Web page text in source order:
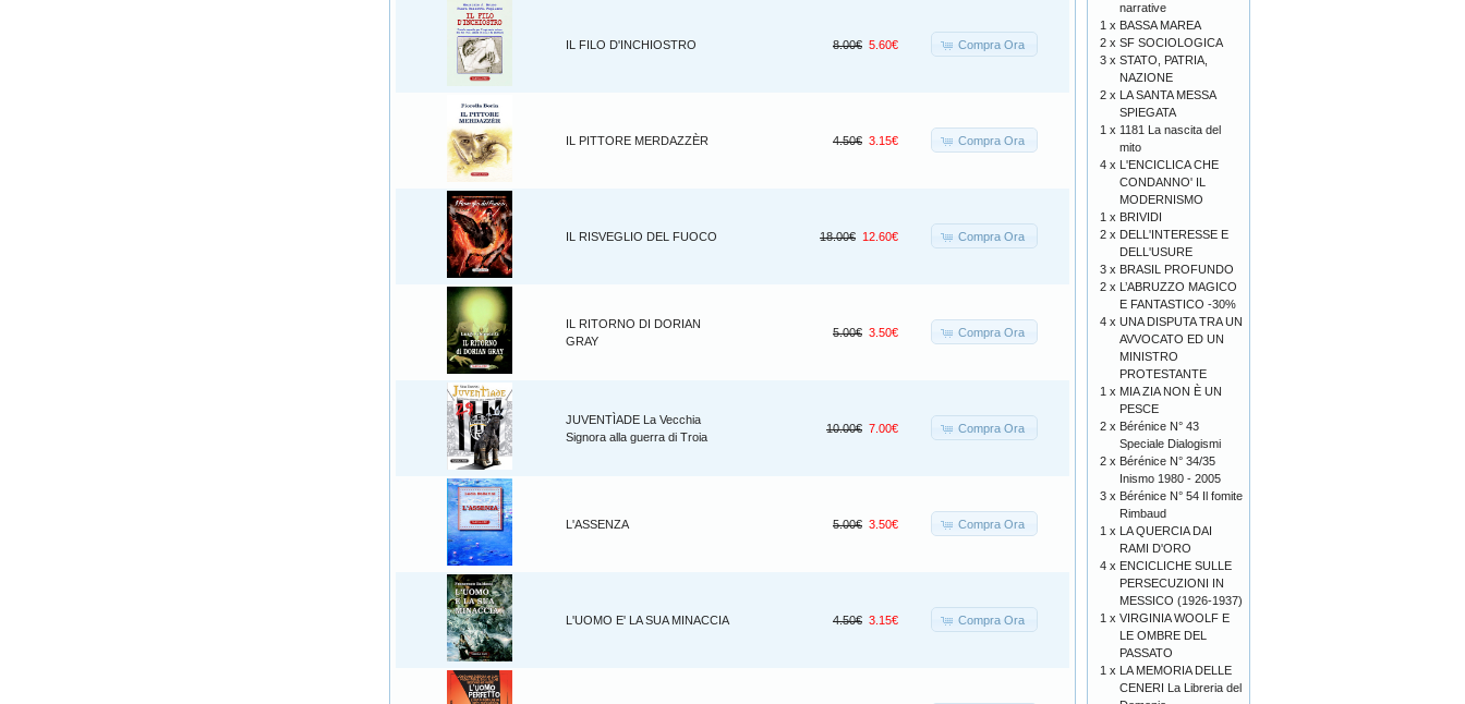
IL FILO D'INCHIOSTRO 8.00€ 5.60€ Compra Ora
IL PITTORE MERDAZZÈR 4.50€ 3.15€ Compra Ora
IL RISVEGLIO DEL FUOCO 18.00€ 12.60€ Compra Ora
IL RITORNO DI DORIAN
GRAY
5.00€ 3.50€ Compra Ora
JUVENTÌADE La Vecchia
Signora alla guerra di Troia
10.00€ 7.00€ Compra Ora
L'ASSENZA 5.00€ 3.50€ Compra Ora
L'UOMO E' LA SUA MINACCIA 4.50€ 3.15€ Compra Ora
narrative
1 x BASSA MAREA
2 x SF SOCIOLOGICA
3 x STATO, PATRIA,
NAZIONE
2 x LA SANTA MESSA
SPIEGATA
1 x 1181 La nascita del
mito
4 x L'ENCICLICA CHE
CONDANNO' IL
MODERNISMO
1 x BRIVIDI
2 x DELL'INTERESSE E
DELL'USURE
3 x BRASIL PROFUNDO
2 x L’ABRUZZO MAGICO
E FANTASTICO -30%
4 x UNA DISPUTA TRA UN
AVVOCATO ED UN
MINISTRO
PROTESTANTE
1 x MIA ZIA NON È UN
PESCE
2 x Bérénice N° 43
Speciale Dialogismi
2 x Bérénice N° 34/35
Inismo 1980 - 2005
3 x Bérénice N° 54 Il fomite
Rimbaud
1 x LA QUERCIA DAI
RAMI D'ORO
4 x ENCICLICHE SULLE
PERSECUZIONI IN
MESSICO (1926-1937)
1 x VIRGINIA WOOLF E
LE OMBRE DEL
PASSATO
1 x LA MEMORIA DELLE
CENERI La Libreria del